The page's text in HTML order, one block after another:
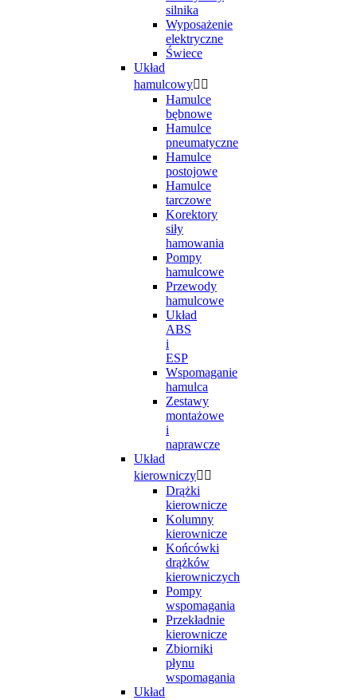
silnika
Wyposażenie
elektryczne
Świece
Układ
hamulcowy 
Hamulce
bębnowe
Hamulce
pneumatyczne
Hamulce
postojowe
Hamulce
tarczowe
Korektory
siły
hamowania
Pompy
hamulcowe
Przewody
hamulcowe
Układ
ABS
i
ESP
Wspomaganie
hamulca
Zestawy
montażowe
i
naprawcze
Układ
kierowniczy 
Drążki
kierownicze
Kolumny
kierownicze
Końcówki
drążków
kierowniczych
Pompy
wspomagania
Przekładnie
kierownicze
Zbiorniki
płynu
wspomagania
Układ